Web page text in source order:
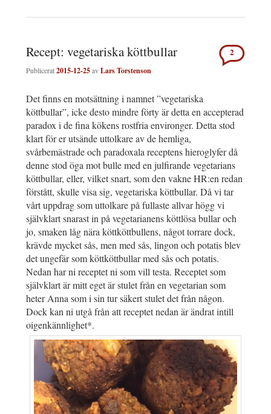
Recept: vegetariska köttbullar
Publicerat2015-12-25avLars Torstenson
2
Det finns en motsättning i namnet ”vegetariska
köttbullar”, icke desto mindre förty är detta en accepterad
paradox i de fina kökens rostfria environger. Detta stod
klart för er utsände uttolkare av de hemliga,
svårbemästrade och paradoxala receptens hieroglyfer då
denne stod öga mot bulle med en julfirande vegetarians
köttbullar, eller, vilket snart, som den vakne HR:en redan
förstått, skulle visa sig, vegetariska köttbullar. Då vi tar
vårt uppdrag som uttolkare på fullaste allvar högg vi
självklart snarast in på vegetarianens köttlösa bullar och
jo, smaken låg nära köttköttbullens, något torrare dock,
krävde mycket sås, men med sås, lingon och potatis blev
det ungefär som köttköttbullar med sås och potatis.
Nedan har ni receptet ni som vill testa. Receptet som
självklart är mitt eget är stulet från en vegetarian som
heter Anna som i sin tur säkert stulet det från någon.
Dock kan ni utgå från att receptet nedan är ändrat intill
oigenkännlighet*.